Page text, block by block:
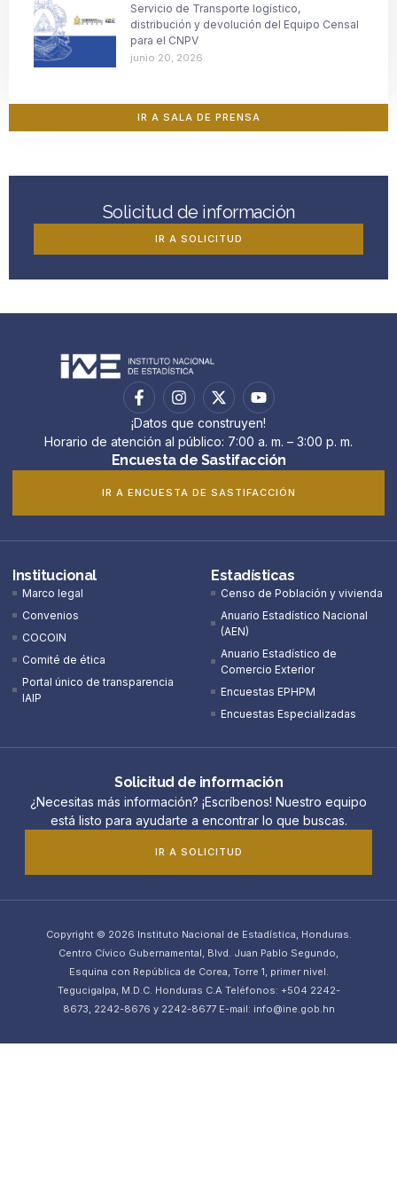
Servicio de Transporte logístico,
distribución y devolución del Equipo Censal
para el CNPV
junio 20, 2026
IR A SALA DE PRENSA
Solicitud de información
IR A SOLICITUD
¡Datos que construyen!
Horario de atención al público: 7:00 a. m. – 3:00 p. m.
Encuesta de Sastifacción
IR A ENCUESTA DE SASTIFACCIÓN
Institucional
Marco legal
Convenios
COCOIN
Comité de ética
Portal único de transparencia
IAIP
Estadísticas
Censo de Población y vivienda
Anuario Estadístico Nacional
(AEN)​
Anuario Estadístico de
Comercio Exterior
Encuestas EPHPM
Encuestas Especializadas
Solicitud de información
¿Necesitas más información? ¡Escríbenos! Nuestro equipo
está listo para ayudarte a encontrar lo que buscas.
IR A SOLICITUD
Copyright © 2026 Instituto Nacional de Estadística, Honduras.
Centro Cívico Gubernamental, Blvd. Juan Pablo Segundo,
Esquina con República de Corea, Torre 1, primer nivel.
Tegucigalpa, M.D.C. Honduras C.A Teléfonos: +504 2242-
8673, 2242-8676 y 2242-8677 E-mail: info@ine.gob.hn